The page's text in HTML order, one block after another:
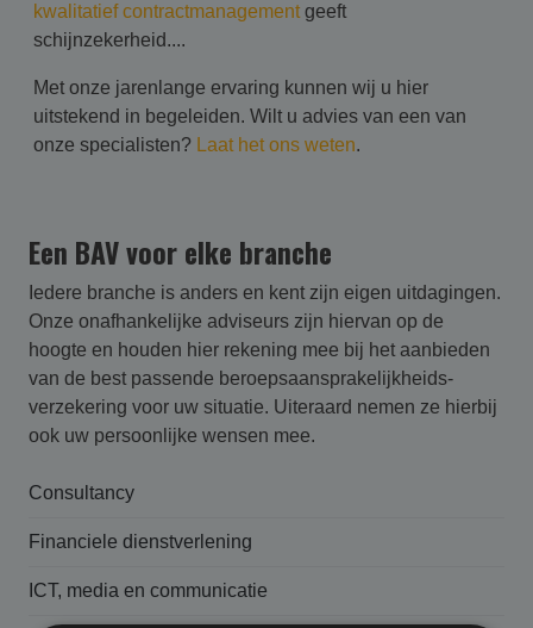
kwalitatief contractmanagement geeft
schijnzekerheid....
Met onze jarenlange ervaring kunnen wij u hier
uitstekend in begeleiden. Wilt u advies van een van
onze specialisten? Laat het ons weten.
Een BAV voor elke branche
Iedere branche is anders en kent zijn eigen uitdagingen.
Onze onafhankelijke adviseurs zijn hiervan op de
hoogte en houden hier rekening mee bij het aanbieden
van de best passende beroepsaansprakelijk­heids­
verzekering voor uw situatie. Uiteraard nemen ze hierbij
ook uw persoonlijke wensen mee.
Consultancy
Financiele dienstverlening
ICT, media en communicatie